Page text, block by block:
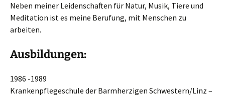
Neben meiner Leidenschaften für Natur, Musik, Tiere und
Meditation ist es meine Berufung, mit Menschen zu
arbeiten.
Ausbildungen:
1986 -1989
Krankenpflegeschule der Barmherzigen Schwestern/Linz –